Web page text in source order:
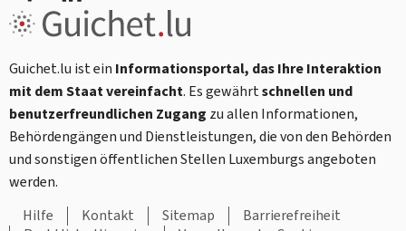
Guichet.lu ist ein Informationsportal, das Ihre Interaktion
mit dem Staat vereinfacht. Es gewährtschnellen und
benutzerfreundlichen Zugang zu allen Informationen,
Behördengängen und Dienstleistungen, die von den Behörden
und sonstigen öffentlichen Stellen Luxemburgs angeboten
werden.
Hilfe
Kontakt Sitemap
Barrierefreiheit